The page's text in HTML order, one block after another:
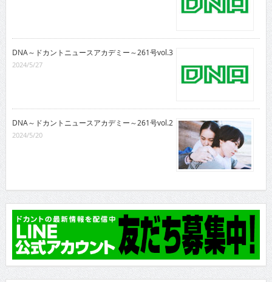
DNA～ドカントニュースアカデミー～261号vol.3
2024/5/27
DNA～ドカントニュースアカデミー～261号vol.2
2024/5/20